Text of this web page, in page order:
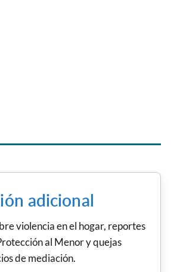
adicional
violencia en el hogar, reportes
al Menor y quejas
de mediación.